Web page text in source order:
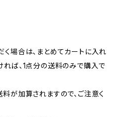
場合は、まとめてカートに入れ
ば、1点分の送料のみで購入で
が加算されますので、ご注意く